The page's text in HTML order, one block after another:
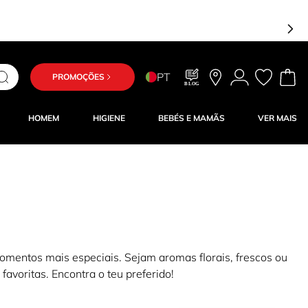
PROMOÇÕES PT BLOG
HOMEM HIGIENE BEBÉS E MAMÃS VER MAIS
mais especiais. Sejam aromas florais, frescos ou
Encontra o teu preferido!